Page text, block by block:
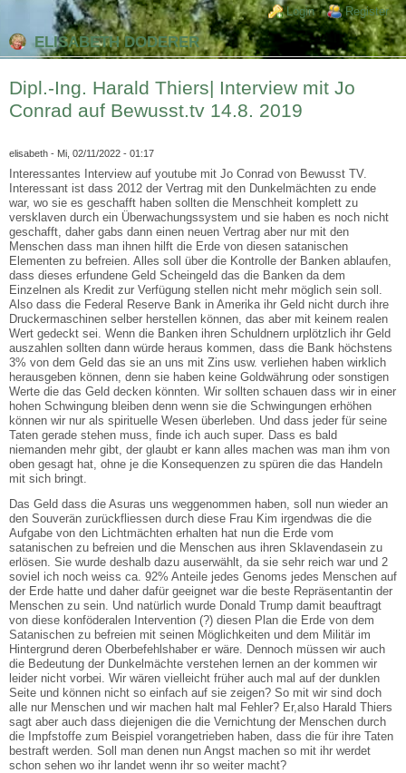
Login links
Login Register
ELISABETH DODERER
Dipl.-Ing. Harald Thiers| Interview mit Jo
Conrad auf Bewusst.tv 14.8. 2019
elisabeth - Mi, 02/11/2022 - 01:17
Interessantes Interview auf youtube mit Jo Conrad von Bewusst TV.
Interessant ist dass 2012 der Vertrag mit den Dunkelmächten zu ende
war, wo sie es geschafft haben sollten die Menschheit komplett zu
versklaven durch ein Überwachungssystem und sie haben es noch nicht
geschafft, daher gabs dann einen neuen Vertrag aber nur mit den
Menschen dass man ihnen hilft die Erde von diesen satanischen
Elementen zu befreien. Alles soll über die Kontrolle der Banken ablaufen,
dass dieses erfundene Geld Scheingeld das die Banken da dem
Einzelnen als Kredit zur Verfügung stellen nicht mehr möglich sein soll.
Also dass die Federal Reserve Bank in Amerika ihr Geld nicht durch ihre
Druckermaschinen selber herstellen können, das aber mit keinem realen
Wert gedeckt sei. Wenn die Banken ihren Schuldnern urplötzlich ihr Geld
auszahlen sollten dann würde heraus kommen, dass die Bank höchstens
3% von dem Geld das sie an uns mit Zins usw. verliehen haben wirklich
herausgeben können, denn sie haben keine Goldwährung oder sonstigen
Werte die das Geld decken könnten. Wir sollten schauen dass wir in einer
hohen Schwingung bleiben denn wenn sie die Schwingungen erhöhen
können wir nur als spirituelle Wesen überleben. Und dass jeder für seine
Taten gerade stehen muss, finde ich auch super. Dass es bald
niemanden mehr gibt, der glaubt er kann alles machen was man ihm von
oben gesagt hat, ohne je die Konsequenzen zu spüren die das Handeln
mit sich bringt.
Das Geld dass die Asuras uns weggenommen haben, soll nun wieder an
den Souverän zurückfliessen durch diese Frau Kim irgendwas die die
Aufgabe von den Lichtmächten erhalten hat nun die Erde vom
satanischen zu befreien und die Menschen aus ihren Sklavendasein zu
erlösen. Sie wurde deshalb dazu auserwählt, da sie sehr reich war und 2
soviel ich noch weiss ca. 92% Anteile jedes Genoms jedes Menschen auf
der Erde hatte und daher dafür geeignet war die beste Repräsentantin der
Menschen zu sein. Und natürlich wurde Donald Trump damit beauftragt
von diese konföderalen Intervention (?) diesen Plan die Erde von dem
Satanischen zu befreien mit seinen Möglichkeiten und dem Militär im
Hintergrund deren Oberbefehlshaber er wäre. Dennoch müssen wir auch
die Bedeutung der Dunkelmächte verstehen lernen an der kommen wir
leider nicht vorbei. Wir wären vielleicht früher auch mal auf der dunklen
Seite und können nicht so einfach auf sie zeigen? So mit wir sind doch
alle nur Menschen und wir machen halt mal Fehler? Er,also Harald Thiers
sagt aber auch dass diejenigen die die Vernichtung der Menschen durch
die Impfstoffe zum Beispiel vorangetrieben haben, dass die für ihre Taten
bestraft werden. Soll man denen nun Angst machen so mit ihr werdet
schon sehen wo ihr landet wenn ihr so weiter macht?